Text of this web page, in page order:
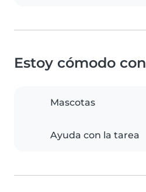
Estoy cómodo con
Mascotas
Ayuda con la tarea